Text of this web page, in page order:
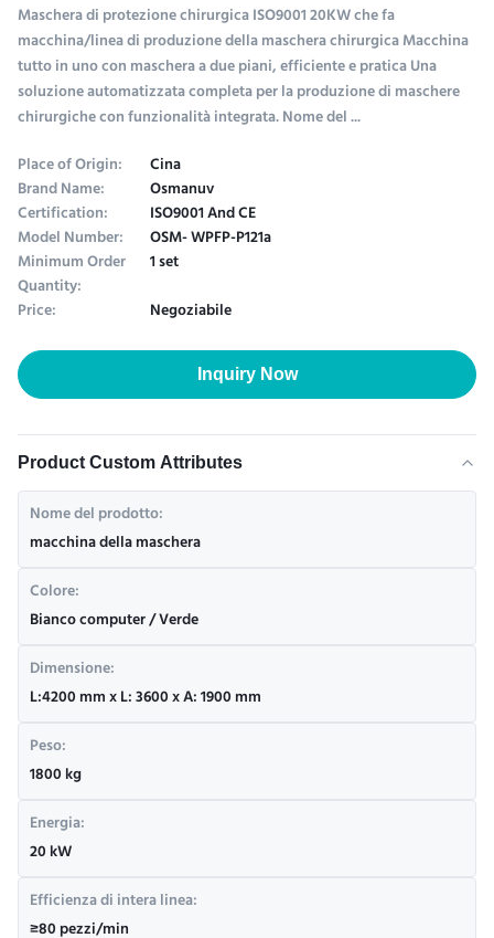
Maschera di protezione chirurgica ISO9001 20KW che fa
macchina/linea di produzione della maschera chirurgica Macchina
tutto in uno con maschera a due piani, efficiente e pratica Una
soluzione automatizzata completa per la produzione di maschere
chirurgiche con funzionalità integrata. Nome del ...
Place of Origin:
Cina
Brand Name: Osmanuv
Certification: ISO9001 And CE
Model Number: OSM- WPFP-P121a
Minimum Order
Quantity:
1 set
Price:
Negoziabile
Inquiry Now
Product Custom Attributes
Nome del prodotto:
macchina della maschera
Colore:
Bianco computer / Verde
Dimensione:
L:4200 mm x L: 3600 x A: 1900 mm
Peso:
1800 kg
Energia:
20 kW
Efficienza di intera linea:
≥80 pezzi/min